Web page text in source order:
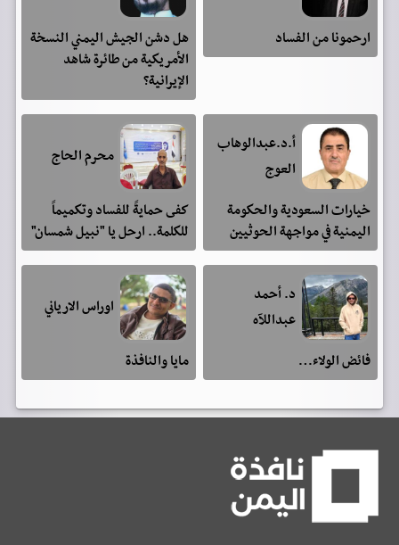
ارحمونا من الفساد
هل دشن الجيش اليمني النسخة
الأمريكية من طائرة شاهد
الإيرانية؟
أ.د.عبدالوهاب
العوج
خيارات السعودية والحكومة
اليمنية في مواجهة الحوثيين
محرم الحاج
كفى حمايةً للفساد وتكميماً
للكلمة.. ارحل يا "نبيل شمسان"
د. أحمد
عبداللآه
فائض الولاء…
اوراس الارياني
مايا والنافذة